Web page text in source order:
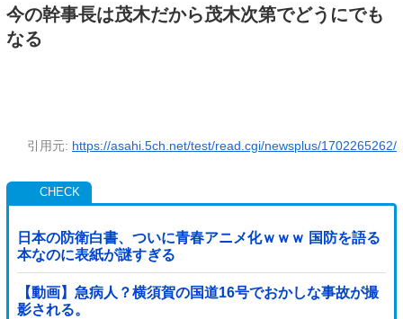
今の幹事長は茂木だから茂木次第でどうにでも
なる
引用元: https://asahi.5ch.net/test/read.cgi/newsplus/1702265262/
日本の防衛白書、ついに青春アニメ化ｗｗｗ 国防を語る
本なのに表紙が謎すぎる
【動画】急病人？横須賀の国道16号でおかしな事故が撮
影される。